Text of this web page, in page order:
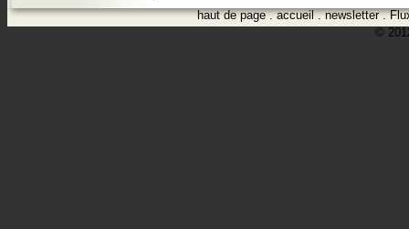
haut de page.accueil.newsletter.
©